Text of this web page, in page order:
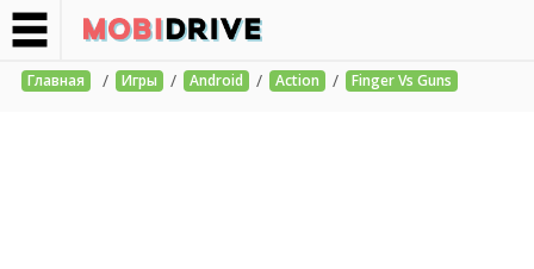
Главная / Игры / Android / Action / Finger Vs Guns